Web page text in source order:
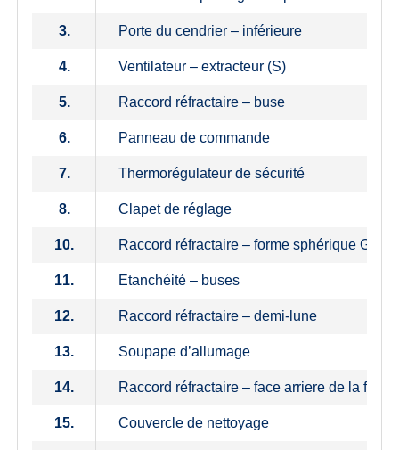
3. Porte du cendrier – inférieure
4. Ventilateur – extracteur (S)
5. Raccord réfractaire – buse
6. Panneau de commande
7. Thermorégulateur de sécurité
8. Clapet de réglage
10. Raccord réfractaire – forme sphérique G+D
11. Etanchéité – buses
12. Raccord réfractaire – demi-lune
13. Soupape d’allumage
14. Raccord réfractaire – face arriere de la
15. Couvercle de nettoyage